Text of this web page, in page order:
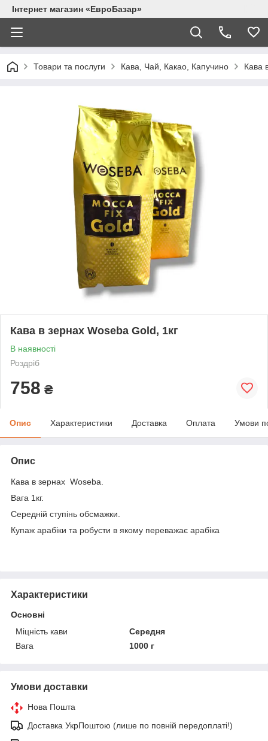
Інтернет магазин «ЕвроБазар»
Товари та послуги Кава, Чай, Какао, Капучино Кава
Кава в зернах Woseba Gold, 1кг
В наявності
Роздріб
758 ₴
Опис Характеристики Доставка Оплата Умови
Опис
Кава в зернах Woseba.
Вага 1кг.
Середній ступінь обсмажки.
Купаж арабіки та робусти в якому переважає арабіка
Характеристики
Основні
Міцність кави
Середня
Вага
1000 г
Умови доставки
Нова Пошта
Доставка УкрПоштою (лише по повній передоплаті!)